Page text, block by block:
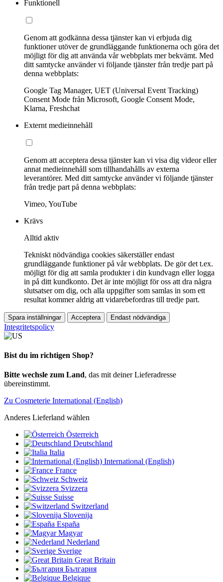
Funktionell
Genom att godkänna dessa tjänster kan vi erbjuda dig
funktioner utöver de grundläggande funktionerna och göra det
möjligt för dig att använda vår webbplats mer bekvämt. Med
ditt samtycke använder vi följande tjänster från tredje part på
denna webbplats:
Google Tag Manager, UET (Universal Event Tracking)
Consent Mode från Microsoft, Google Consent Mode,
Klarna, Freshchat
Externt medieinnehåll
Genom att acceptera dessa tjänster kan vi visa dig videor eller
annat medieinnehåll som tillhandahålls av externa
leverantörer. Med ditt samtycke använder vi följande tjänster
från tredje part på denna webbplats:
Vimeo, YouTube
Krävs
Alltid aktiv
Tekniskt nödvändiga cookies säkerställer endast
grundläggande funktioner på vår webbplats. De gör det t.ex.
möjligt för dig att samla produkter i din kundvagn eller logga
in på ditt kundkonto. Det är inte möjligt för oss att dra några
slutsatser om dig, och alla uppgifter som samlas in som ett
resultat kommer aldrig att vidarebefordras till tredje part.
Spara inställningar Acceptera Endast nödvändiga
Integritetspolicy
Bist du im richtigen Shop?
Bitte wechsle zum Land, das mit deiner Lieferadresse
übereinstimmt.
Zu Cosmeterie International (English)
Anderes Lieferland wählen
Österreich
Deutschland
Italia
International (English)
France
Schweiz
Svizzera
Suisse
Switzerland
Slovenija
España
Magyar
Nederland
Sverige
Great Britain
България
Belgique